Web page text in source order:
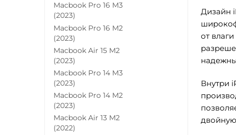
Дизайн
от
Внутри
Macbook Pro 16 M3
(2023)
Macbook Pro 16 M2
(2023)
Macbook Air 15 M2
(2023)
Macbook Pro 14 M3
(2023)
Macbook Pro 14 M2
(2023)
Macbook Air 13 M2
(2022)